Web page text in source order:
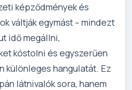
képződmények és
váltják egymást – mindezt
idő megállni,
kóstolni és egyszerűen
különleges hangulatát. Ez
látnivalók sora, hanem